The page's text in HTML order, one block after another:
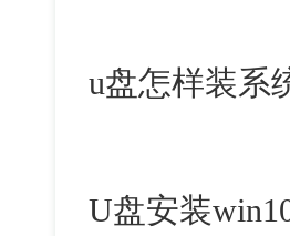
u盘怎样装系
U盘安装